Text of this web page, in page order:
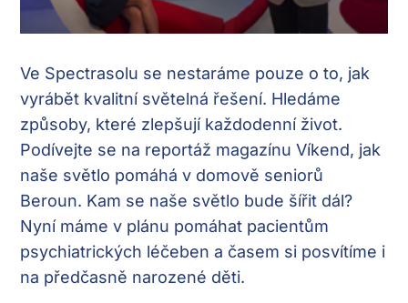
Ve Spectrasolu se nestaráme pouze o to, jak
vyrábět kvalitní světelná řešení. Hledáme
způsoby, které zlepšují každodenní život.
Podívejte se na reportáž magazínu Víkend, jak
naše světlo pomáhá v domově seniorů
Beroun. Kam se naše světlo bude šířit dál?
Nyní máme v plánu pomáhat pacientům
psychiatrických léčeben a časem si posvítíme i
na předčasně narozené děti.